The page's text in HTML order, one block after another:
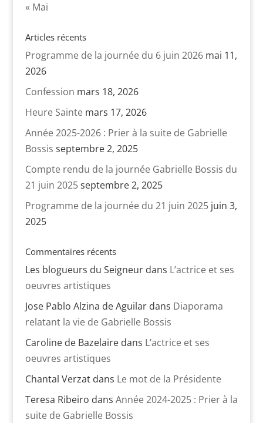
« Mai
Articles récents
Programme de la journée du 6 juin 2026 mai 11,
2026
Confession mars 18, 2026
Heure Sainte mars 17, 2026
Année 2025-2026 : Prier à la suite de Gabrielle
Bossis septembre 2, 2025
Compte rendu de la journée Gabrielle Bossis du
21 juin 2025 septembre 2, 2025
Programme de la journée du 21 juin 2025 juin 3,
2025
Commentaires récents
Les blogueurs du Seigneurdans L’actrice et ses
oeuvres artistiques
Jose Pablo Alzina de Aguilardans Diaporama
relatant la vie de Gabrielle Bossis
Caroline de Bazelairedans L’actrice et ses
oeuvres artistiques
Chantal Verzatdans Le mot de la Présidente
Teresa Ribeiro dans Année 2024-2025 : Prier à la
suite de Gabrielle Bossis